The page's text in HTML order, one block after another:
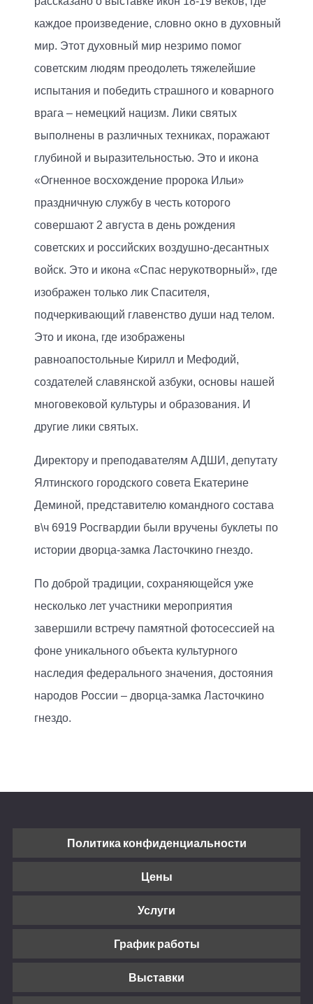
каждое произведение, словно окно в духовный
мир. Этот духовный мир незримо помог
советским людям преодолеть тяжелейшие
испытания и победить страшного и коварного
врага – немецкий нацизм. Лики святых
выполнены в различных техниках, поражают
глубиной и выразительностью. Это и икона
«Огненное восхождение пророка Ильи»
праздничную службу в честь которого
совершают 2 августа в день рождения
советских и российских воздушно-десантных
войск. Это и икона «Спас нерукотворный», где
изображен только лик Спасителя,
подчеркивающий главенство души над телом.
Это и икона, где изображены
равноапостольные Кирилл и Мефодий,
создателей славянской азбуки, основы нашей
многовековой культуры и образования. И
другие лики святых.
Директору и преподавателям АДШИ, депутату
Ялтинского городского совета Екатерине
Деминой, представителю командного состава
в\ч 6919 Росгвардии были вручены буклеты по
истории дворца-замка Ласточкино гнездо.
По доброй традиции, сохраняющейся уже
несколько лет участники мероприятия
завершили встречу памятной фотосессией на
фоне уникального объекта культурного
наследия федерального значения, достояния
народов России – дворца-замка Ласточкино
гнездо.
Политика конфиденциальности
Цены
Услуги
График работы
Выставки